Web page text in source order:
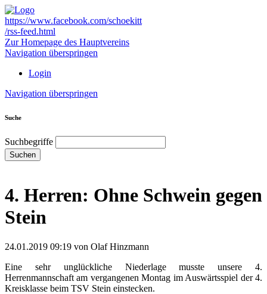
https://www.facebook.com/schoekitt
/rss-feed.html
Zur Homepage des Hauptvereins
Navigation überspringen
Login
Navigation überspringen
Suche
Suchbegriffe
Suchen
4. Herren: Ohne Schwein gegen
Stein
24.01.2019 09:19 von Olaf Hinzmann
Eine sehr unglückliche Niederlage musste unsere 4.
Herrenmannschaft am vergangenen Montag im Auswärtsspiel der 4.
Kreisklasse beim TSV Stein einstecken.